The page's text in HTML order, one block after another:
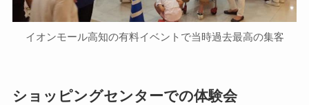
イオンモール高知の有料イベントで当時過去最高の集客
ショッピングセンターでの体験会